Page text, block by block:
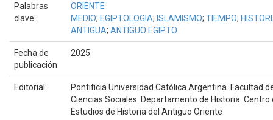
Palabras
clave:
ORIENTE
MEDIO; EGIPTOLOGIA; ISLAMISMO; TIEMPO;
ANTIGUA; ANTIGUO EGIPTO
Fecha de
publicación:
2025
Editorial:
Pontificia Universidad Católica Argentina. Facultad
Ciencias Sociales. Departamento de Historia. Centro
Estudios de Historia del Antiguo Oriente